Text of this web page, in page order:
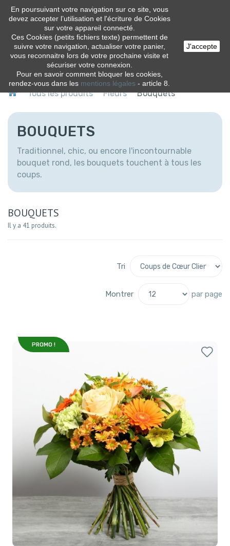
Tous les produits Fleurs Bouquets
BOUQUETS
Traditionnel, chic, ou encore l'incontournable
bouquet rond, les bouquets touchent à tous les
coups.
BOUQUETS
Il y a 41 produits.
Tri
Montrer par page
PROMO !
En poursuivant votre navigation sur ce site, vous
devez accepter l’utilisation et l'écriture de Cookies
sur votre appareil connecté.
Ces Cookies (petits fichiers texte) permettent de
suivre votre navigation, actualiser votre panier,
vous reconnaitre lors de votre prochaine visite et
sécuriser votre connexion.
Pour en savoir comment bloquer les cookies,
rendez-vous dans les mentions légales - article 8.
J'accepte